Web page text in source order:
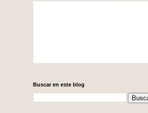
Buscar en este blog